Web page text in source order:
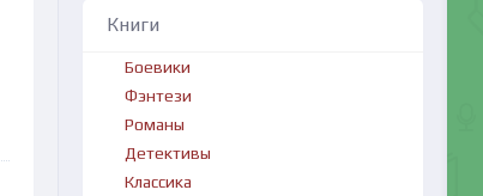
Книги
Боевики
Фэнтези
Романы
Детективы
Классика